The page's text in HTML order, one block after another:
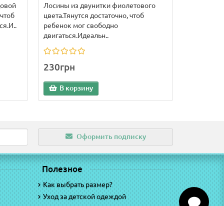
Лосины из двунитки фиолетового
цвета.Тянутся достаточно, чтоб
ребенок мог свободно
двигаться.Идеальн..
230грн
В корзину
Оформить подписку
Полезное
Как выбрать размер?
Уход за детской одеждой